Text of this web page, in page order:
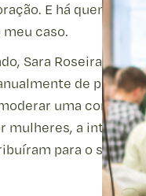
E há quem só
caso.
Sara Roseira,
de pé o
uma
mulheres, a
para o seu